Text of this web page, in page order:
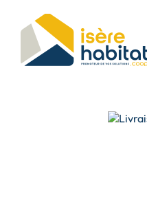
contenu
principal